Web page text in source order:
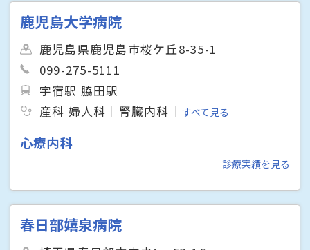
鹿児島大学病院
鹿児島県鹿児島市桜ケ丘8-35-1
099-275-5111
宇宿駅 脇田駅
産科 婦人科
腎臓内科 すべて見る
心療内科
診療実績を見る
春日部嬉泉病院